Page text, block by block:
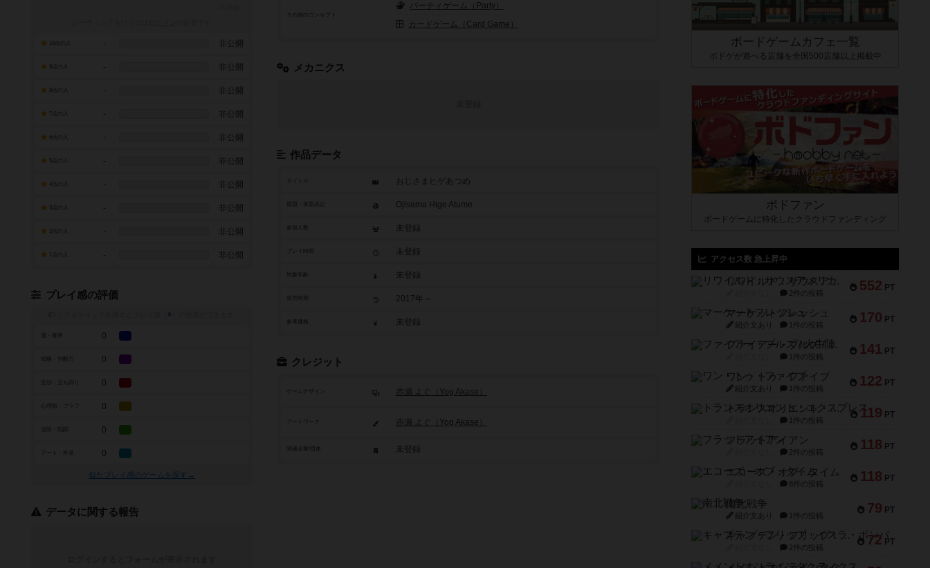
その他のコンセプト
パーティゲーム（Party）
カードゲーム（Card Game）
メカニクス
作品データ
タイトル おじさまヒゲあつめ
Ojisama Hige Atume
参加人数 未登録
未登録
未登録
2017年～
参考価格 未登録
クレジット
ゲームデザイン 赤瀬 よぐ（Yog Akase）
アートワーク 赤瀬 よぐ（Yog Akase）
未登録
- 非公開
- 非公開
- 非公開
7点の人 - 非公開
- 非公開
- 非公開
- 非公開
- 非公開
- 非公開
- 非公開
プレイ感の評価
※
0
戦略・判断力 0
0
0
0
アート・外見 0
似たプレイ感のゲームを探す→
データに関する報告
ボードゲームカフェ一覧
ボドゲが遊べる店舗を全国500店舗以上掲載中
ボドファン
ボードゲームに特化したクラウドファンディング
アクセス数 急上昇中
552 PT
リワイルド：サウスアメリカ
2件の投稿
170 PT
マーケットフレッシュ
紹介文あり 1件の投稿
141 PT
ファイアー・ブルズ / 火牛陣
1件の投稿
122 PT
ワン・トゥ・ファイブ
紹介文あり 1件の投稿
119 PT
トランスオリエント・エクスプレス
1件の投稿
118 PT
フラットアイアン
2件の投稿
118 PT
エコーズ・オブ・タイム
8件の投稿
79 PT
南北戦争
紹介文あり 1件の投稿
72 PT
キャプテン・フリップ：イスラ・ボンバ
2件の投稿